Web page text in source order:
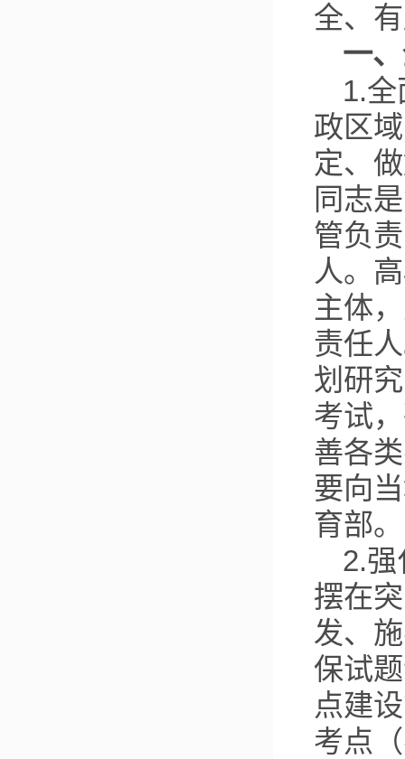
全、
一
1.
政区
定、
同志
管负
人。
主体
责任
划研
考试
善各
要向
育部。
2.
摆在
发、
保试
点建
考点